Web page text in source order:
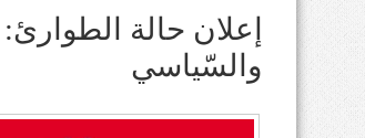
إعلان حالة
والسّياسي